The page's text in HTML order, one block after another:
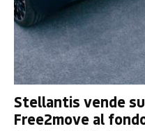
Stellantis vende
Free2move al